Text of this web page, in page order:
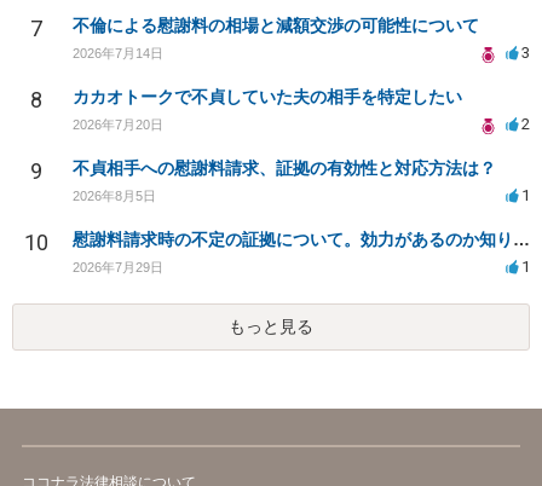
7 不倫による慰謝料の相場と減額交渉の可能性について
2026年7月14日 3
8 カカオトークで不貞していた夫の相手を特定したい
2026年7月20日 2
9 不貞相手への慰謝料請求、証拠の有効性と対応方法は？
2026年8月5日 1
10 慰謝料請求時の不定の証拠について。効力があるのか知りたい。
2026年7月29日 1
もっと見る
ココナラ法律相談について